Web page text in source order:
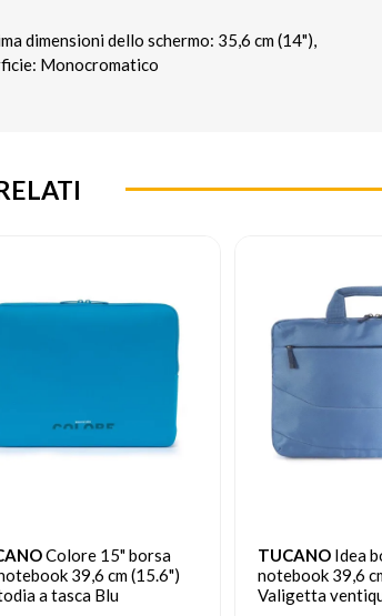
dimensioni dello schermo: 35,6 cm (14"),
Monocromatico
Colore 15" borsa
39,6 cm (15.6")
a tasca Blu
TUCANO Idea
notebook 39,6
Valigetta